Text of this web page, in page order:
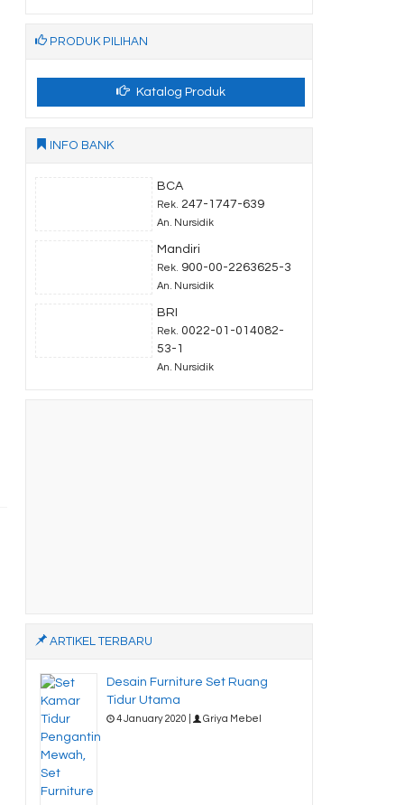
PRODUK PILIHAN
Katalog Produk
INFO BANK
BCA
Rek. 247-1747-639
An. Nursidik
Mandiri
Rek. 900-00-2263625-3
An. Nursidik
BRI
Rek.
0022-01-014082-
53-1
An. Nursidik
ARTIKEL TERBARU
Desain Furniture Set Ruang
Tidur Utama
4 January 2020 | Griya Mebel